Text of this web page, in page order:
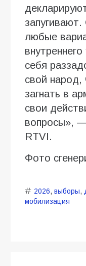
любые
себя
свой
загнать в
свои
вопросы»,
RTVI.
Фото
2026, выборы,
мобилизация